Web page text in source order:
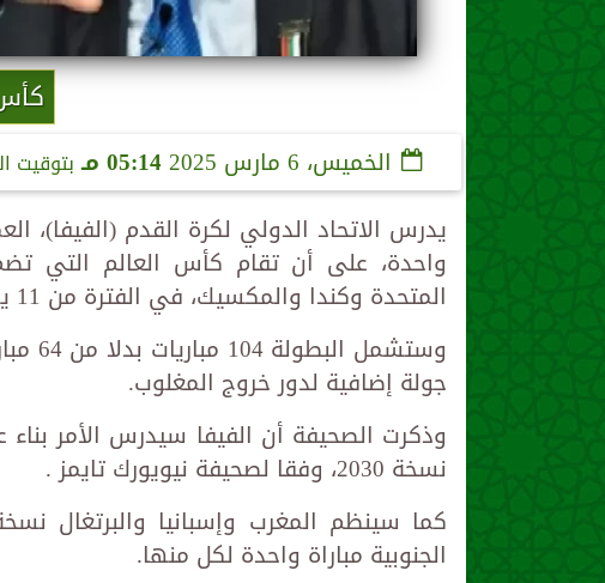
الخميس، 6 مارس 2025 05:14 مـ بتوقيت
المتحدة وكندا والمكسيك، في الفترة من 11 يونيو حتى 19 يوليو 2026.
جولة إضافية لدور خروج المغلوب.
وذكرت الصحيفة أن الفيفا سيدرس الأمر
نسخة 2030، وفقا لصحيفة نيويورك تايمز .
الجنوبية مباراة واحدة لكل منها.